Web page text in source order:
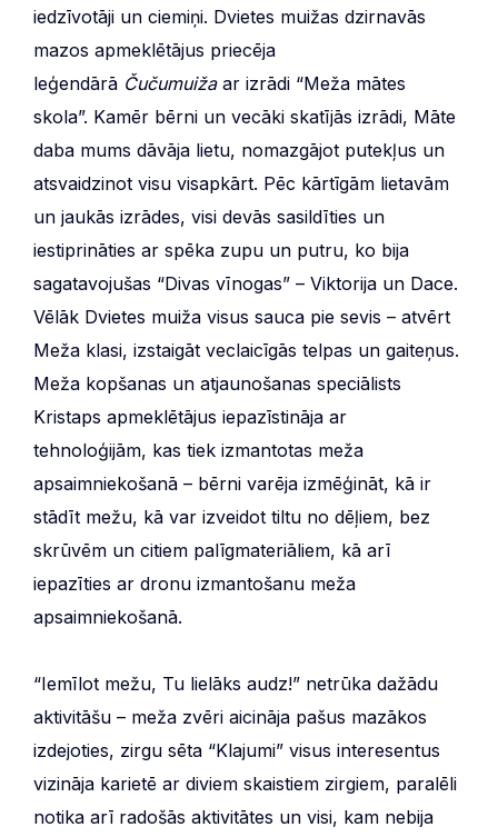
iedzīvotāji un ciemiņi. Dvietes muižas dzirnavās
mazos apmeklētājus priecēja
leģendārā Čučumuižaar izrādi “Meža mātes
skola”. Kamēr bērni un vecāki skatījās izrādi, Māte
daba mums dāvāja lietu, nomazgājot putekļus un
atsvaidzinot visu visapkārt. Pēc kārtīgām lietavām
un jaukās izrādes, visi devās sasildīties un
iestiprināties ar spēka zupu un putru, ko bija
sagatavojušas “Divas vīnogas” – Viktorija un Dace.
Vēlāk Dvietes muiža visus sauca pie sevis – atvērt
Meža klasi, izstaigāt veclaicīgās telpas un gaiteņus.
Meža kopšanas un atjaunošanas speciālists
Kristaps apmeklētājus iepazīstināja ar
tehnoloģijām, kas tiek izmantotas meža
apsaimniekošanā – bērni varēja izmēģināt, kā ir
stādīt mežu, kā var izveidot tiltu no dēļiem, bez
skrūvēm un citiem palīgmateriāliem, kā arī
iepazīties ar dronu izmantošanu meža
apsaimniekošanā.
“Iemīlot mežu, Tu lielāks audz!” netrūka dažādu
aktivitāšu – meža zvēri aicināja pašus mazākos
izdejoties, zirgu sēta “Klajumi” visus interesentus
vizināja karietē ar diviem skaistiem zirgiem, paralēli
notika arī radošās aktivitātes un visi, kam nebija